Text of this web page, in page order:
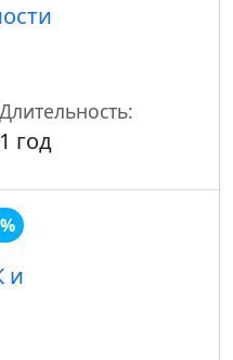
Длительность:
1 год
и